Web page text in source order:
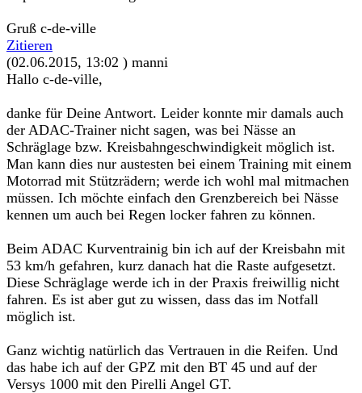
Gruß c-de-ville
Zitieren
(02.06.2015, 13:02 ) manni
Hallo c-de-ville,
danke für Deine Antwort. Leider konnte mir damals auch
der ADAC-Trainer nicht sagen, was bei Nässe an
Schräglage bzw. Kreisbahngeschwindigkeit möglich ist.
Man kann dies nur austesten bei einem Training mit einem
Motorrad mit Stützrädern; werde ich wohl mal mitmachen
müssen. Ich möchte einfach den Grenzbereich bei Nässe
kennen um auch bei Regen locker fahren zu können.
Beim ADAC Kurventrainig bin ich auf der Kreisbahn mit
53 km/h gefahren, kurz danach hat die Raste aufgesetzt.
Diese Schräglage werde ich in der Praxis freiwillig nicht
fahren. Es ist aber gut zu wissen, dass das im Notfall
möglich ist.
Ganz wichtig natürlich das Vertrauen in die Reifen. Und
das habe ich auf der GPZ mit den BT 45 und auf der
Versys 1000 mit den Pirelli Angel GT.